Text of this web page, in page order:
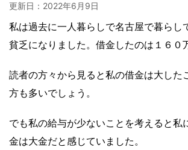
更新日： 2022年6月9日
私は過去に一人暮らしで名古屋で暮らし
貧乏になりました。借金したのは１６０
読者の方々から見ると私の借金は大した
方も多いでしょう。
でも私の給与が少ないことを考えると私
金は大金だと感じていました。